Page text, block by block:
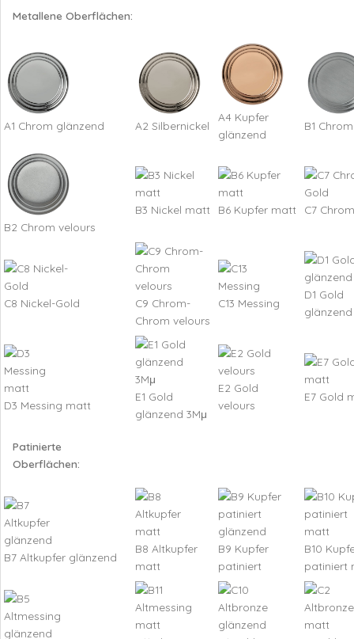
Metallene Oberflächen:
A1 Chrom glänzend A2 Silbernickel
A4 Kupfer
glänzend
B1
B2 Chrom velours
B3 Nickel matt B6 Kupfer matt C7
C8 Nickel-Gold
C9 Chrom-
Chrom velours
C13 Messing
D1 Gold
glänzend
D3 Messing matt
E1 Gold
glänzend 3Mμ
E2 Gold
velours
E7 Gold
Patinierte
Oberflächen:
B7 Altkupfer glänzend
B8 Altkupfer
matt
B9 Kupfer
patiniert
B10
patiniert